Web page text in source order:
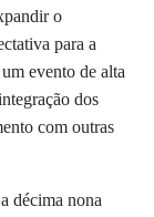
o
para a
evento de alta
dos
com outras
décima nona